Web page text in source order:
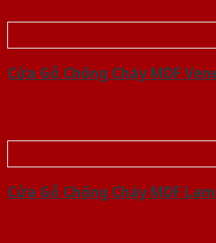
Cửa Gỗ Chống Cháy MDF
Cửa Gỗ Chống Cháy MDF